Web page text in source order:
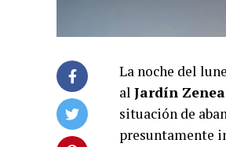
La noche del
al Jardín Zenea
situación de
presuntamente